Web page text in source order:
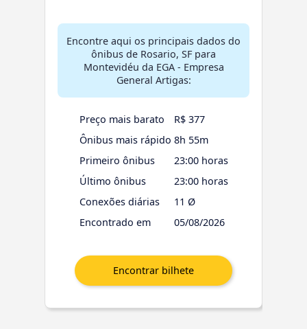
Encontre aqui os principais dados do
ônibus de Rosario, SF para
Montevidéu da EGA - Empresa
General Artigas:
Preço mais barato
R$ 377
Ônibus mais rápido 8h 55m
Primeiro ônibus
23:00 horas
Último ônibus
23:00 horas
Conexões diárias
11 Ø
Encontrado em
05/08/2026